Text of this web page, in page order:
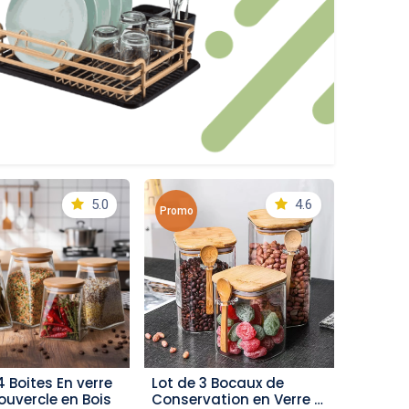
5.0
au panier
Boites En verre
en Bois
Promo 4.6
ajouter au panier
Lot de 3 Bocaux de
Conservation en Verre –